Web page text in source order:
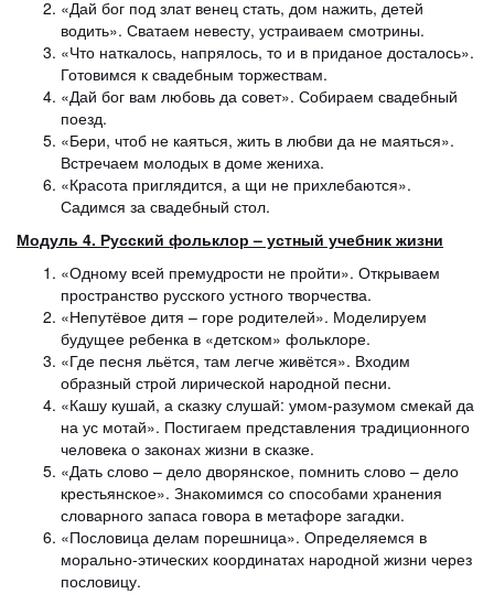
«Дай бог под злат венец стать, дом нажить, детей
водить». Сватаем невесту, устраиваем смотрины.
«Что наткалось, напрялось, то и в приданое досталось».
Готовимся к свадебным торжествам.
«Дай бог вам любовь да совет». Собираем свадебный
поезд.
«Бери, чтоб не каяться, жить в любви да не маяться».
Встречаем молодых в доме жениха.
«Красота приглядится, а щи не прихлебаются».
Садимся за свадебный стол.
Модуль 4. Русский фольклор – устный учебник жизни
«Одному всей премудрости не пройти». Открываем
пространство русского устного творчества.
«Непутёвое дитя – горе родителей». Моделируем
будущее ребенка в «детском» фольклоре.
«Где песня льётся, там легче живётся». Входим
образный строй лирической народной песни.
«Кашу кушай, а сказку слушай: умом-разумом смекай да
на ус мотай». Постигаем представления традиционного
человека о законах жизни в сказке.
«Дать слово – дело дворянское, помнить слово – дело
крестьянское». Знакомимся со способами хранения
словарного запаса говора в метафоре загадки.
«Пословица делам порешница». Определяемся в
морально-этических координатах народной жизни через
пословицу.